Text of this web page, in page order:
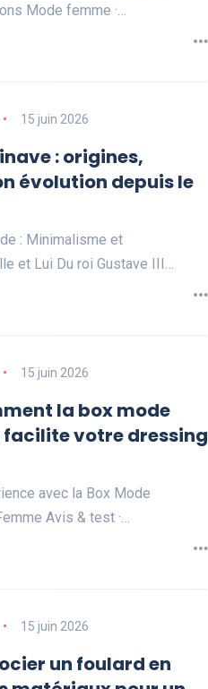
Mode femme ·…
15 juin 2026
: origines,
évolution depuis le
: Minimalisme et
et Lui Du roi Gustave III…
15 juin 2026
la box mode
votre dressing
avec la Box Mode
Avis & test ·…
15 juin 2026
un foulard en